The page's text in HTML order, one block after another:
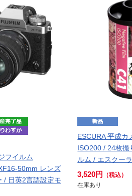
フイルム
50mm レンズ
/ 日英2言語設定モ
ESCURA 平成カ
ISO200 / 24枚撮
ルム / エスクーラ
3,520円
（税込）
在庫あり